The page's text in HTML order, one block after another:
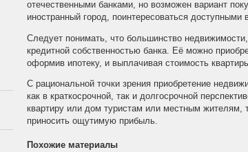
отечественными банками, но возможен вариант
иностранный город, поинтересоваться
Следует понимать, что большинство
кредитной собственностью банка. Её можно
оформив ипотеку, и выплачивая стоимость
С рациональной точки зрения приобретение
как в краткосрочной, так и долгосрочной
квартиру или дом туристам или местным жителям,
приносить ощутимую прибыль.
Похожие материалы